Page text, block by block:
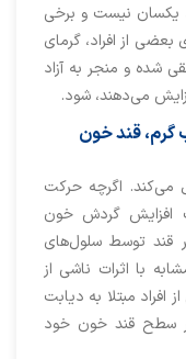
یکسان نیست و برخی
از افراد، گرمای
شده و منجر به آزاد
می‌دهند، شود.
گرم، قند خون
می‌کند. اگرچه حرکت
افزایش گردش خون
قند توسط سلول‌های
با اثرات ناشی از
مبتلا به دیابت
سطح قند خون خود